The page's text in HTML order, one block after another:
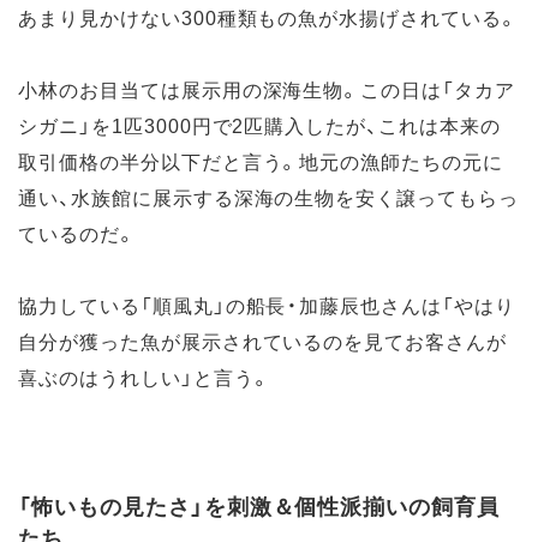
あまり見かけない300種類もの魚が水揚げされている。
小林のお目当ては展示用の深海生物。この日は「タカア
シガニ」を1匹3000円で2匹購入したが、これは本来の
取引価格の半分以下だと言う。地元の漁師たちの元に
通い、水族館に展示する深海の生物を安く譲ってもらっ
ているのだ。
協力している「順風丸」の船長・加藤辰也さんは「やはり
自分が獲った魚が展示されているのを見てお客さんが
喜ぶのはうれしい」と言う。
「怖いもの見たさ」を刺激＆個性派揃いの飼育員